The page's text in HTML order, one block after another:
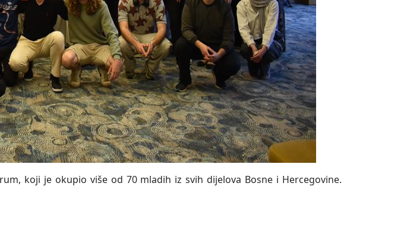
koji je okupio više od 70 mladih iz svih dijelova Bosne i Hercegovine.